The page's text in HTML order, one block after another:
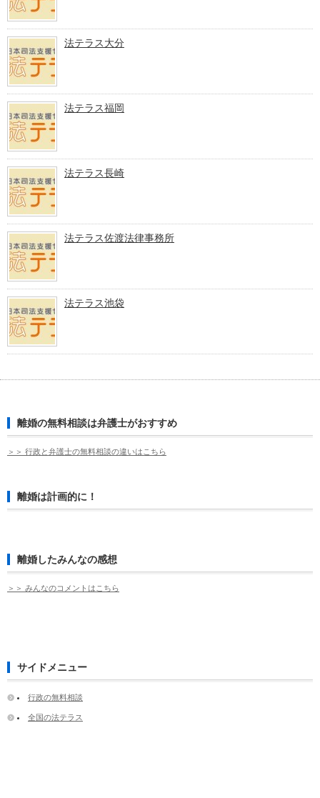
法テラス大分
法テラス福岡
法テラス長崎
法テラス佐渡法律事務所
法テラス池袋
離婚の無料相談は弁護士がおすすめ
＞＞ 行政と弁護士の無料相談の違いはこちら
離婚は計画的に！
離婚したみんなの感想
＞＞ みんなのコメントはこちら
サイドメニュー
行政の無料相談
全国の法テラス